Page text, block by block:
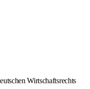
Wirtschaftsrechts